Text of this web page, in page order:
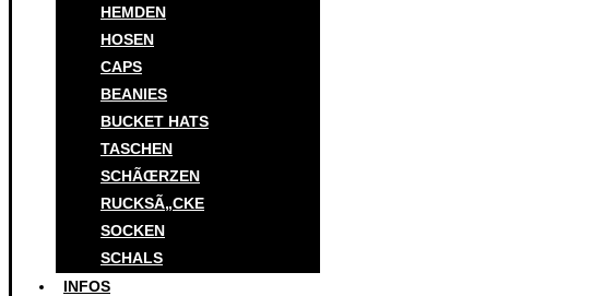
HEMDEN
HOSEN
CAPS
BEANIES
BUCKET HATS
TASCHEN
SCHÃŒRZEN
RUCKSÃ„CKE
SOCKEN
SCHALS
INFOS